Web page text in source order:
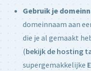
Gebruik je
domeinnaam aan
die je al gemaakt
(bekijk de hosting
supergemakkelijke